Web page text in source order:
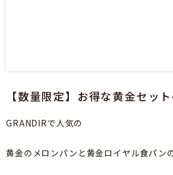
【数量限定】お得な黄金セッ
GRANDIRで人気の
黄金のメロンパンと黄金ロイヤル食パン